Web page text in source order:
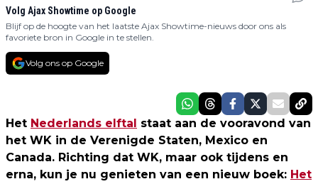
Volg Ajax Showtime op Google
Blijf op de hoogte van het laatste Ajax Showtime-nieuws door ons als
favoriete bron in Google in te stellen.
Volg ons op Google
Het Nederlands elftal staat aan de vooravond van
het WK in de Verenigde Staten, Mexico en
Canada. Richting dat WK, maar ook tijdens en
erna, kun je nu genieten van een nieuw boek: Het